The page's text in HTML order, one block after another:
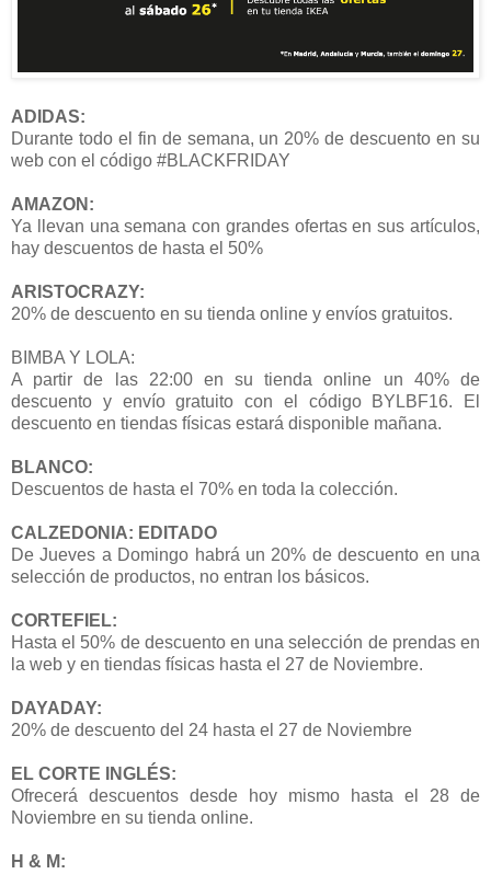
ADIDAS:
Durante todo el fin de semana, un 20% de descuento en su
web con el código #BLACKFRIDAY
AMAZON:
Ya llevan una semana con grandes ofertas en sus artículos,
hay descuentos de hasta el 50%
ARISTOCRAZY:
20% de descuento en su tienda online y envíos gratuitos.
BIMBA Y LOLA:
A partir de las 22:00 en su tienda online un 40% de
descuento y envío gratuito con el código BYLBF16. El
descuento en tiendas físicas estará disponible mañana.
BLANCO:
Descuentos de hasta el 70% en toda la colección.
CALZEDONIA: EDITADO
De Jueves a Domingo habrá un 20% de descuento en una
selección de productos, no entran los básicos.
CORTEFIEL:
Hasta el 50% de descuento en una selección de prendas en
la web y en tiendas físicas hasta el 27 de Noviembre.
DAYADAY:
20% de descuento del 24 hasta el 27 de Noviembre
EL CORTE INGLÉS:
Ofrecerá descuentos desde hoy mismo hasta el 28 de
Noviembre en su tienda online.
H & M: